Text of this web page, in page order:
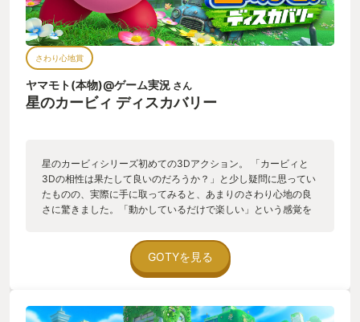
さわり心地賞
ヤマモト(本物)@ゲーム実況 さん
星のカービィ ディスカバリー
星のカービィシリーズ初めての3Dアクション。 「カービィと
3Dの相性は果たして良いのだろうか？」と少し疑問に思ってい
たものの、実際に手に取ってみると、あまりのさわり心地の良
さに驚きました。「動かしているだけで楽しい」という感覚を
よく、最高に快適に遊ぶことが出来ました。 それもこれもHAL
研究所様が様々な工夫をされていたからなんだろうなぁと思わ
されました。開発者インタビューの記事で「2D横スクロールと
ら、もうそれは当たったってことにしてしまおう！」といった
GOTYを見る